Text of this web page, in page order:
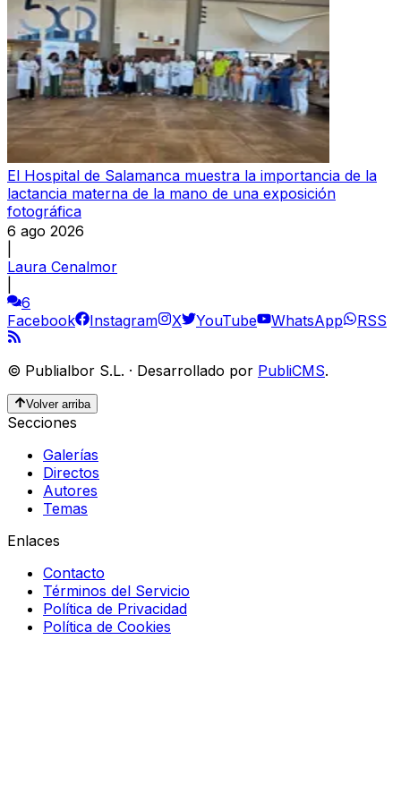
El Hospital de Salamanca muestra la importancia de la
lactancia materna de la mano de una exposición
fotográfica
6 ago 2026
Laura Cenalmor
6
Facebook
Instagram X YouTube WhatsApp RSS
© Publialbor S.L. · Desarrollado por PubliCMS.
Volver arriba
Secciones
Galerías
Directos
Autores
Temas
Enlaces
Contacto
Términos del Servicio
Política de Privacidad
Política de Cookies